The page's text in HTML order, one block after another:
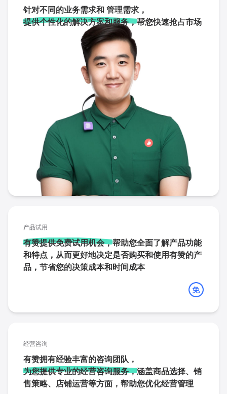
针对不同的业务需求和 管理需求，
提供个性化的解决方案和服务，帮您快速抢占市场
产品试用
有赞提供免费试用机会，帮助您全面了解产品功能
和特点，从而更好地决定是否购买和使用有赞的产
品，节省您的决策成本和时间成本
经营咨询
有赞拥有经验丰富的咨询团队，
为您提供专业的经营咨询服务，涵盖商品选择、销
售策略、店铺运营等方面，帮助您优化经营管理